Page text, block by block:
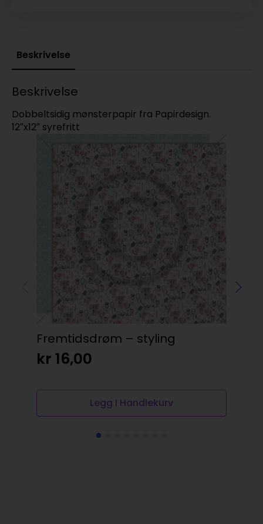
Beskrivelse
Beskrivelse
Dobbeltsidig mønsterpapir fra Papirdesign.
12″x12″ syrefritt
Fremtidsdrøm – styling
kr 16,00
Legg I Handlekurv